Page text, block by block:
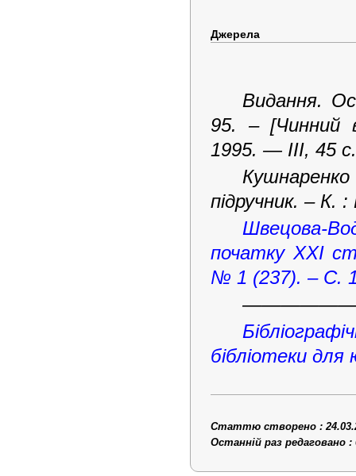
Джерела
Видання.
95. – [Чинний
1995. — III, 45 с.
підручник. – К. :
Швецова-
початку ХХІ
№ 1 (237). – С.
бібліотеки
Статтю створено :
Останній раз редаговано :